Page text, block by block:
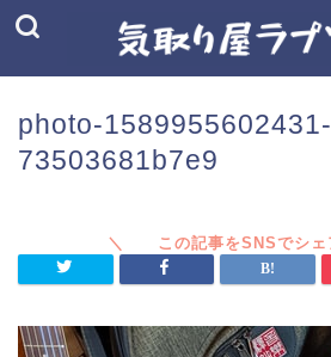
photo-1589955602431-
73503681b7e9